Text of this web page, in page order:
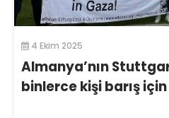
4 Ekim 2025
Almanya’nın
binlerce kişi barış